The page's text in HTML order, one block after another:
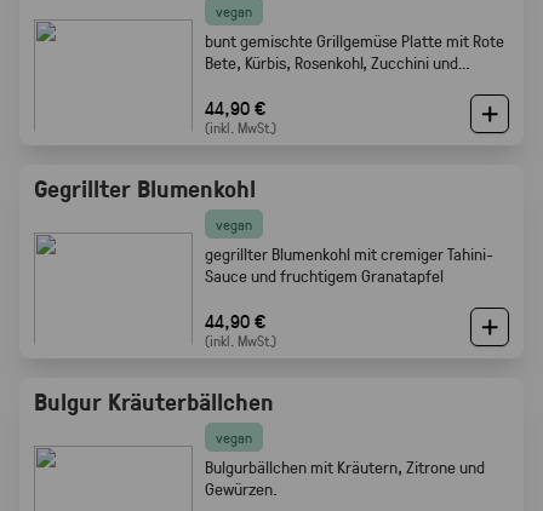
vegan
bunt gemischte Grillgemüse Platte mit Rote
Bete, Kürbis, Rosenkohl, Zucchini und
44,90 €
(inkl. MwSt.)
Gegrillter Blumenkohl
vegan
gegrillter Blumenkohl mit cremiger Tahini-
Sauce und fruchtigem Granatapfel
44,90 €
(inkl. MwSt.)
Bulgur Kräuterbällchen
vegan
Bulgurbällchen mit Kräutern, Zitrone und
Gewürzen.